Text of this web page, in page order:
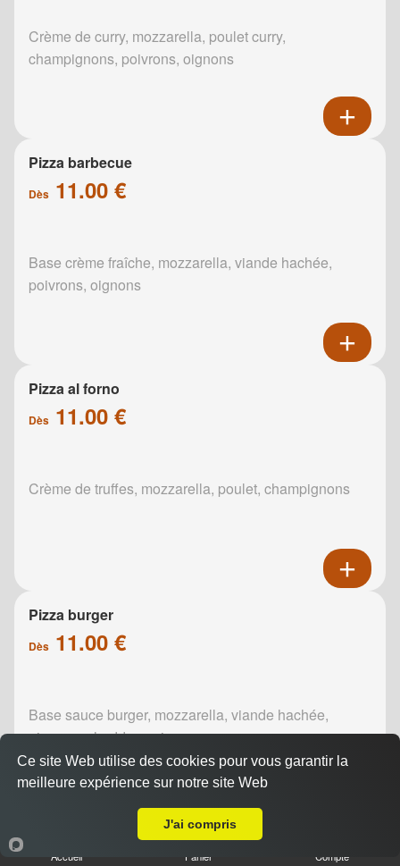
Crème de curry, mozzarella, poulet curry,
champignons, poivrons, oignons
Pizza barbecue
Dès 11.00 €
Base crème fraîche, mozzarella, viande hachée,
poivrons, oignons
Pizza al forno
Dès 11.00 €
Crème de truffes, mozzarella, poulet, champignons
Pizza burger
Dès 11.00 €
Base sauce burger, mozzarella, viande hachée,
oignons, cheddar, poivrons
Accueil Panier Compte
Ce site Web utilise des cookies pour vous garantir la
meilleure expérience sur notre site Web
J'ai compris